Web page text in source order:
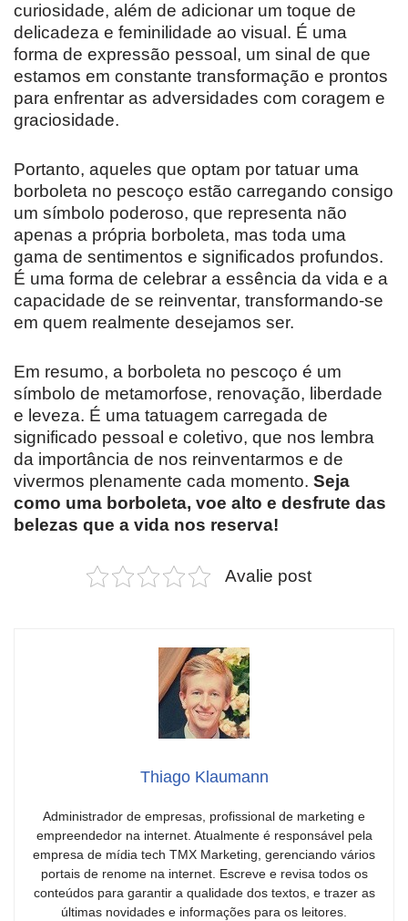
curiosidade, além de adicionar um toque de
delicadeza e feminilidade ao visual. É uma
forma de expressão pessoal, um sinal de que
estamos em constante transformação e prontos
para enfrentar as adversidades com coragem e
graciosidade.
Portanto, aqueles que optam por tatuar uma
borboleta no pescoço estão carregando consigo
um símbolo poderoso, que representa não
apenas a própria borboleta, mas toda uma
gama de sentimentos e significados profundos.
É uma forma de celebrar a essência da vida e a
capacidade de se reinventar, transformando-se
em quem realmente desejamos ser.
Em resumo, a borboleta no pescoço é um
símbolo de metamorfose, renovação, liberdade
e leveza. É uma tatuagem carregada de
significado pessoal e coletivo, que nos lembra
da importância de nos reinventarmos e de
vivermos plenamente cada momento. Seja
como uma borboleta, voe alto e desfrute das
belezas que a vida nos reserva!
Avalie post
Thiago Klaumann
Administrador de empresas, profissional de marketing e
empreendedor na internet. Atualmente é responsável pela
empresa de mídia tech TMX Marketing, gerenciando vários
portais de renome na internet. Escreve e revisa todos os
conteúdos para garantir a qualidade dos textos, e trazer as
últimas novidades e informações para os leitores.